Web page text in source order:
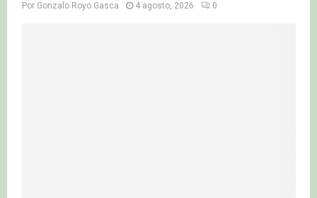
Por Gonzalo Royo Gasca 4 agosto, 2026 0